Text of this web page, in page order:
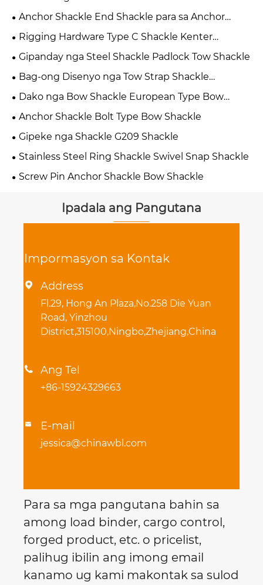
Anchor Shackle End Shackle para sa Anchor
Chain
Rigging Hardware Type C Shackle Kenter
Shackle
Gipanday nga Steel Shackle Padlock Tow Shackle
Bag-ong Disenyo nga Tow Strap Shackle
Recovery Shackle
Dako nga Bow Shackle European Type Bow
Shackle
Anchor Shackle Bolt Type Bow Shackle
Gipeke nga Shackle G209 Shackle
Stainless Steel Ring Shackle Swivel Snap Shackle
Screw Pin Anchor Shackle Bow Shackle
Ipadala ang Pangutana
Impormasyon sa Kontak
 Address
Fl.29, Hong An Plaza,No.258 Die Yuan
Road, Yinzhou
District,315100,Ningbo,Zhejiang,China
 Ang Tel
+86-15924329663
 E-mail
jessica@chinawbl.com
Para sa mga pangutana bahin sa
among load binder, cargo control,
forged product, etc. o pricelist,
palihug ibilin ang imong email
kanamo ug kami makontak sa sulod